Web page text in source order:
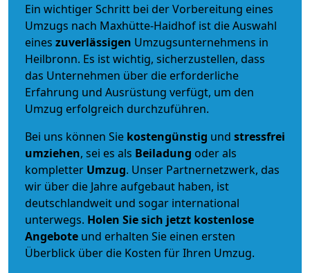
Ein wichtiger Schritt bei der Vorbereitung eines
Umzugs nach Maxhütte-Haidhof ist die Auswahl
eines zuverlässigen Umzugsunternehmens in
Heilbronn. Es ist wichtig, sicherzustellen, dass
das Unternehmen über die erforderliche
Erfahrung und Ausrüstung verfügt, um den
Umzug erfolgreich durchzuführen.
Bei uns können Sie kostengünstig und stressfrei
umziehen, sei es als Beiladung oder als
kompletter Umzug. Unser Partnernetzwerk, das
wir über die Jahre aufgebaut haben, ist
deutschlandweit und sogar international
unterwegs. Holen Sie sich jetzt kostenlose
Angebote und erhalten Sie einen ersten
Überblick über die Kosten für Ihren Umzug.